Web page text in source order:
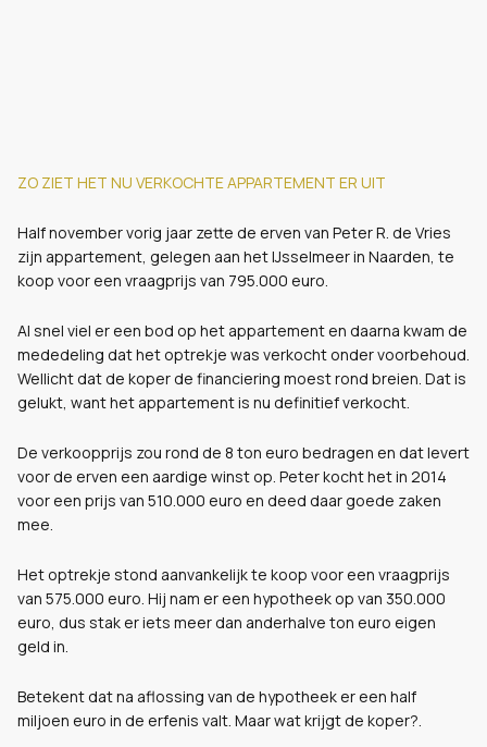
ZO ZIET HET NU VERKOCHTE APPARTEMENT ER UIT
Half november vorig jaar zette de erven van Peter R. de Vries
zijn appartement, gelegen aan het IJsselmeer in Naarden, te
koop voor een vraagprijs van 795.000 euro.
Al snel viel er een bod op het appartement en daarna kwam de
mededeling dat het optrekje was verkocht onder voorbehoud.
Wellicht dat de koper de financiering moest rond breien. Dat is
gelukt, want het appartement is nu definitief verkocht.
De verkoopprijs zou rond de 8 ton euro bedragen en dat levert
voor de erven een aardige winst op. Peter kocht het in 2014
voor een prijs van 510.000 euro en deed daar goede zaken
mee.
Het optrekje stond aanvankelijk te koop voor een vraagprijs
van 575.000 euro. Hij nam er een hypotheek op van 350.000
euro, dus stak er iets meer dan anderhalve ton euro eigen
geld in.
Betekent dat na aflossing van de hypotheek er een half
miljoen euro in de erfenis valt. Maar wat krijgt de koper?.